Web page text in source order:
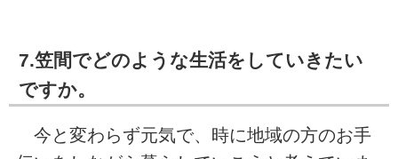
7.笠間でどのような生活をしていきたい
ですか。
今と変わらず元気で、時に地域の方のお手